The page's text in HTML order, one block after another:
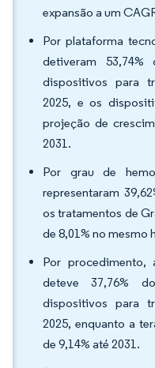
expansão a um
Por plataforma
detiveram
dispositivos para
2025, e os
projeção de
2031.
Por grau de
representaram
os tratamentos de
de 8,01% no mesmo
Por procedimento,
deteve 37,76%
dispositivos para
2025, enquanto a
de 9,14% até 2031.